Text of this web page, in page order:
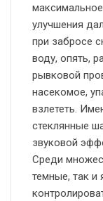
улучшения
при забросе
воду, опять,
рывковой
насекомое,
взлететь.
стеклянные
звуковой
Среди
темные, так и